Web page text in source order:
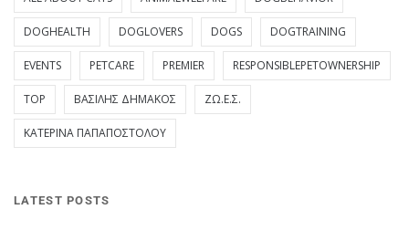
DOGHEALTH DOGLOVERS DOGS DOGTRAINING
EVENTS PETCARE PREMIER RESPONSIBLEPETOWNERSHIP
TOP ΒΑΣΊΛΗΣ ΔΗΜΆΚΟΣ ΖΩ.Ε.Σ.
ΚΑΤΕΡΊΝΑ ΠΑΠΑΠΟΣΤΌΛΟΥ
LATEST POSTS